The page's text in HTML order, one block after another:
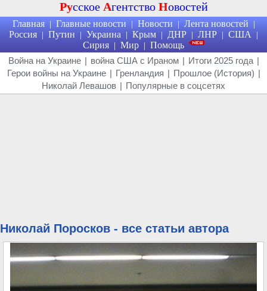
Русское Агентство Новостей
Главная | Главные новости | Новости | Лента новостей |
Россия | Путин | Украина | Крым | ДНР | ЛНР | США |
Сирия | Мир | Помощь
Война на Украине | война США с Ираном | Итоги 2025 года |
Герои войны на Украине | Гренландия | Прошлое (История) |
Николай Левашов | Популярные в соцсетях
Николай Поросков - все статьи автора